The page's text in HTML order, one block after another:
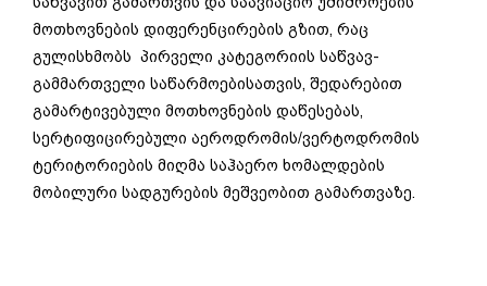
მოთხოვნების დიფერენცირების გზით, რაც
გულისხმობს პირველი კატეგორიის საწვავ-
გამმართველი საწარმოებისათვის, შედარებით
გამარტივებული მოთხოვნების დაწესებას,
სერტიფიცირებული აეროდრომის/ვერტოდრომის
ტერიტორიების მიღმა საჰაერო ხომალდების
მობილური სადგურების მეშვეობით გამართვაზე.